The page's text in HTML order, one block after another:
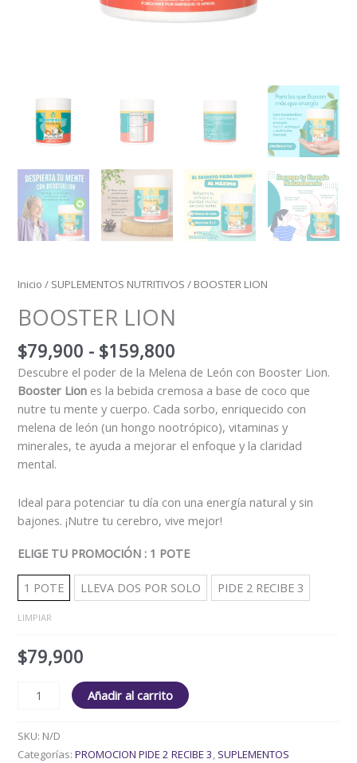
Inicio / SUPLEMENTOS NUTRITIVOS / BOOSTER LION
BOOSTER LION
$79,900 - $159,800
Descubre el poder de la Melena de León con Booster Lion.
Booster Lion es la bebida cremosa a base de coco que
nutre tu mente y cuerpo. Cada sorbo, enriquecido con
melena de león (un hongo nootrópico), vitaminas y
minerales, te ayuda a mejorar el enfoque y la claridad
mental.
Ideal para potenciar tu día con una energía natural y sin
bajones. ¡Nutre tu cerebro, vive mejor!
ELIGE TU PROMOCIÓN : 1 POTE
1 POTE LLEVA DOS POR SOLO PIDE 2 RECIBE 3
LIMPIAR
$79,900
Añadir al carrito
SKU: N/D
Categorías:PROMOCION PIDE 2 RECIBE 3, SUPLEMENTOS